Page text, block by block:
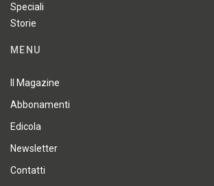
Speciali
Storie
MENU
Il Magazine
Abbonamenti
Edicola
Newsletter
Contatti